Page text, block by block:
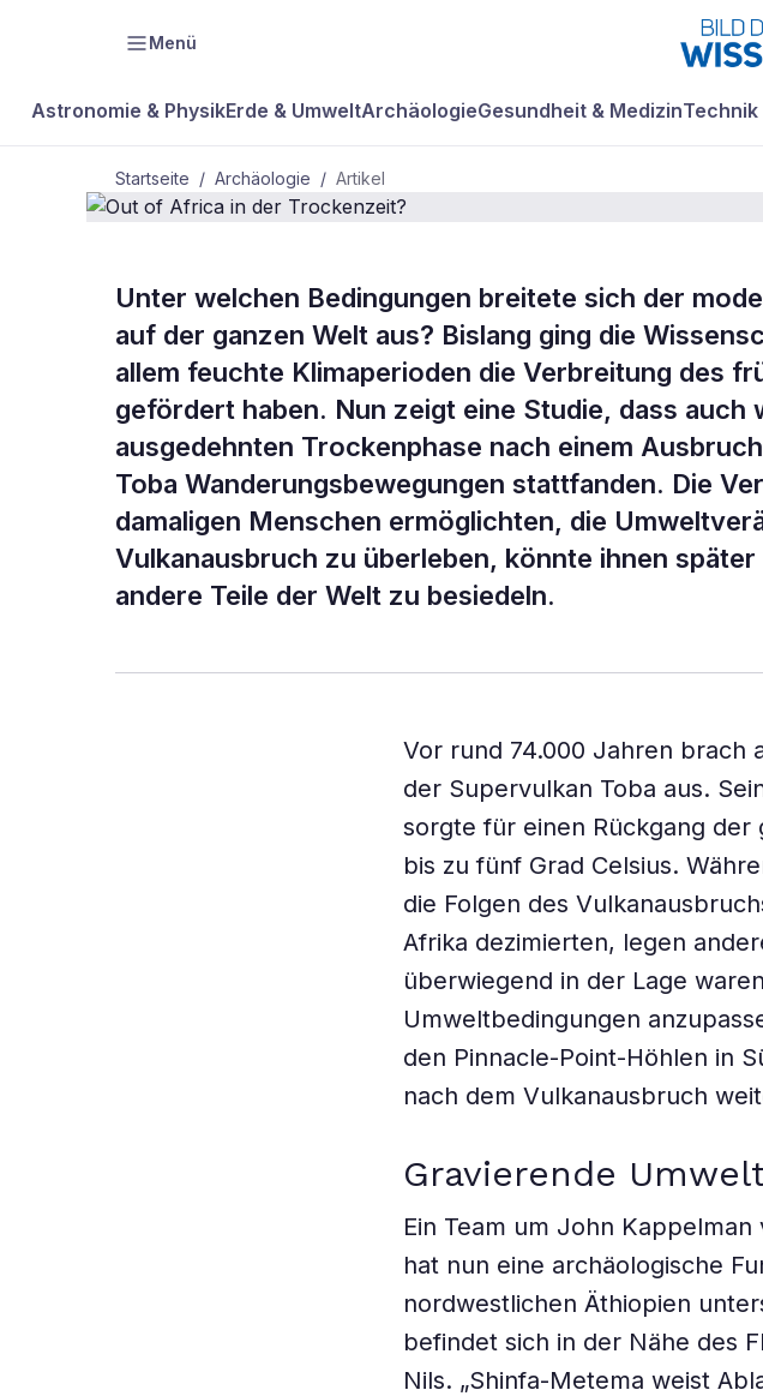
Menü
Astronomie & PhysikErde & UmweltArchäologieGesundheit & MedizinTechnik
Startseite / Archäologie / Artikel
ARCHÄOLOGIE
Out of Africa in der
Trockenzeit?
Unter welchen Bedingungen breitete sich der
auf der ganzen Welt aus? Bislang ging die
allem feuchte Klimaperioden die Verbreitung des
gefördert haben. Nun zeigt eine Studie, dass auch
ausgedehnten Trockenphase nach einem
Toba Wanderungsbewegungen stattfanden. Die
damaligen Menschen ermöglichten, die
Vulkanausbruch zu überleben, könnte ihnen
andere Teile der Welt zu besiedeln.
Vor rund 74.000 Jahren brach
der Supervulkan Toba aus.
sorgte für einen Rückgang
bis zu fünf Grad Celsius.
die Folgen des
Afrika dezimierten, legen
überwiegend in der Lage
Umweltbedingungen
den Pinnacle-Point-Höhlen in
nach dem Vulkanausbruch
Gravierende
Ein Team um John
hat nun eine archäologische
nordwestlichen Äthiopien
befindet sich in der Nähe des
Nils. „Shinfa-Metema weist